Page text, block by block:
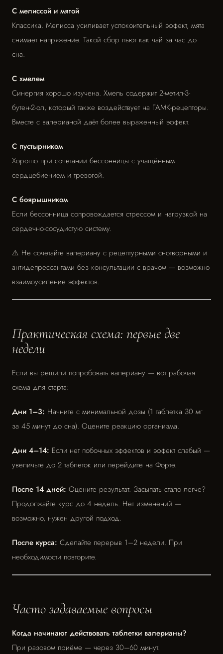
С мелиссой и мятой
Классика. Мелисса усиливает успокоительный эффект, мята
снимает напряжение. Такой сбор пьют как чай за час до
сна.
С хмелем
Синергия хорошо изучена. Хмель содержит 2-метил-3-
бутен-2-ол, который также воздействует на ГАМК-рецепторы.
Вместе с валерианой даёт более выраженный эффект.
С пустырником
Хорошо при сочетании бессонницы с учащённым
сердцебиением и тревогой.
С боярышником
Если бессонница сопровождается стрессом и нагрузкой на
сердечно-сосудистую систему.
⚠️ Не сочетайте валериану с рецептурными снотворными и
антидепрессантами без консультации с врачом — возможно
взаимоусиление эффектов.
Практическая схема: первые две
недели
Если вы решили попробовать валериану — вот рабочая
схема для старта:
Дни 1–3: Начните с минимальной дозы (1 таблетка 30 мг
за 45 минут до сна). Оцените реакцию организма.
Дни 4–14: Если нет побочных эффектов и эффект слабый —
увеличьте до 2 таблеток или перейдите на Форте.
После 14 дней: Оцените результат. Засыпать стало легче?
Продолжайте курс до 4 недель. Нет изменений —
возможно, нужен другой подход.
После курса: Сделайте перерыв 1–2 недели. При
необходимости повторите.
Часто задаваемые вопросы
Когда начинают действовать таблетки валерианы?
При разовом приёме — через 30–60 минут.